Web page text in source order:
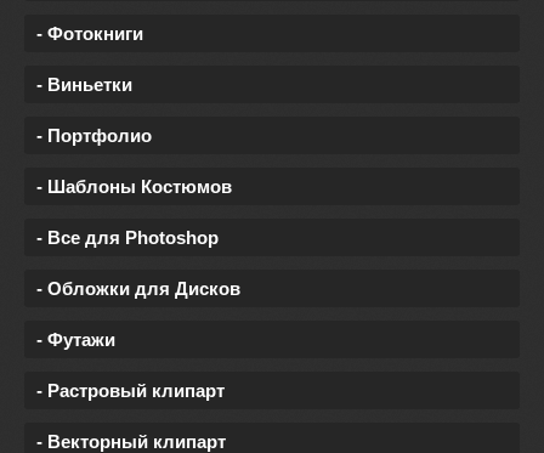
- Фотокниги
- Виньетки
- Портфолио
- Шаблоны Костюмов
- Все для Photoshop
- Обложки для Дисков
- Футажи
- Растровый клипарт
- Векторный клипарт